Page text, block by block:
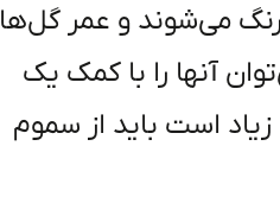
می‌شوند و عمر گل‌ها
آنها را با کمک یک
زیاد است باید از سموم